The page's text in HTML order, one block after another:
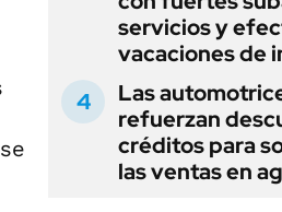
servicios y
vacaciones de
Las
refuerzan
créditos para
las ventas en